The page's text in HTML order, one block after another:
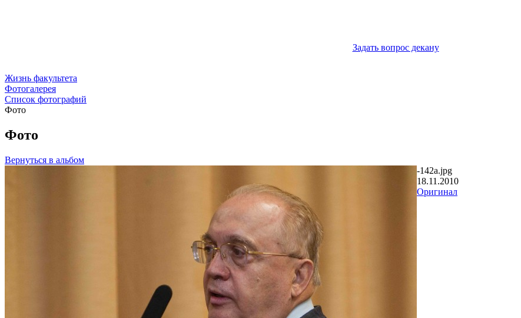
Задать вопрос декану
Жизнь факультета
Фотогалерея
Список фотографий
Фото
Фото
Вернуться в альбом
-142a.jpg
18.11.2010
Оригинал